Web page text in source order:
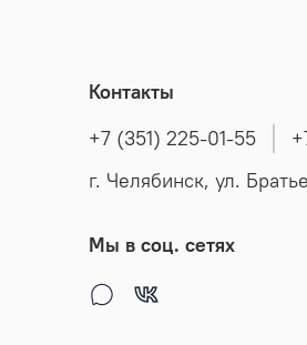
Контакты
+7 (351) 225-01-55
г. Челябинск, ул.
Мы в соц. сетях